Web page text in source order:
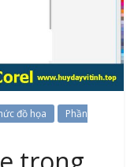
đồ họa
Phần